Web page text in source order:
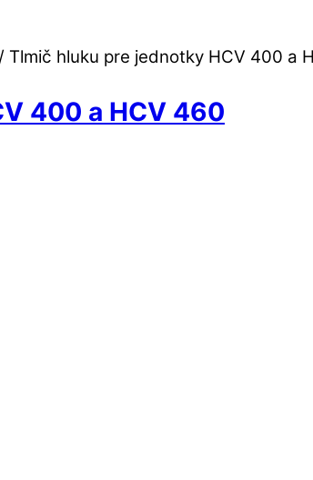
/ Tlmič hluku pre jednotky HCV 400 a
400 a HCV 460